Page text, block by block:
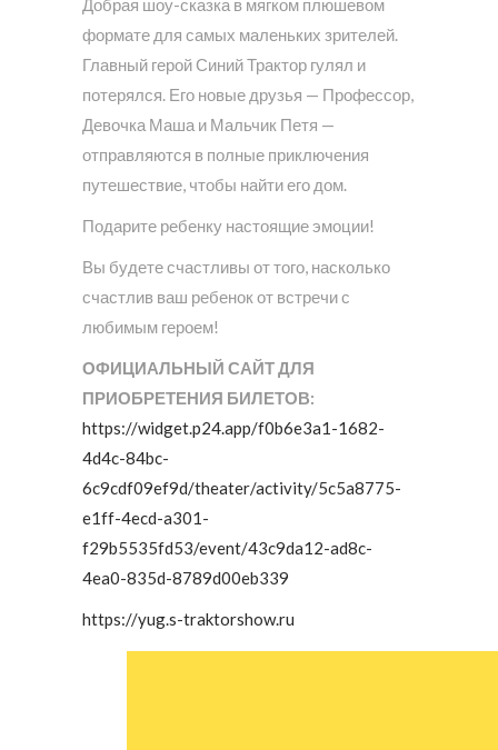
Добрая шоу-сказка в мягком плюшевом
формате для самых маленьких зрителей.
Главный герой Синий Трактор гулял и
потерялся. Его новые друзья — Профессор,
Девочка Маша и Мальчик Петя —
отправляются в полные приключения
путешествие, чтобы найти его дом.
Подарите ребенку настоящие эмоции!
Вы будете счастливы от того, насколько
счастлив ваш ребенок от встречи с
любимым героем!
ОФИЦИАЛЬНЫЙ САЙТ ДЛЯ
ПРИОБРЕТЕНИЯ БИЛЕТОВ:
https://widget.p24.app/f0b6e3a1-1682-
4d4c-84bc-
6c9cdf09ef9d/theater/activity/5c5a8775-
e1ff-4ecd-a301-
f29b5535fd53/event/43c9da12-ad8c-
4ea0-835d-8789d00eb339
https://yug.s-traktorshow.ru